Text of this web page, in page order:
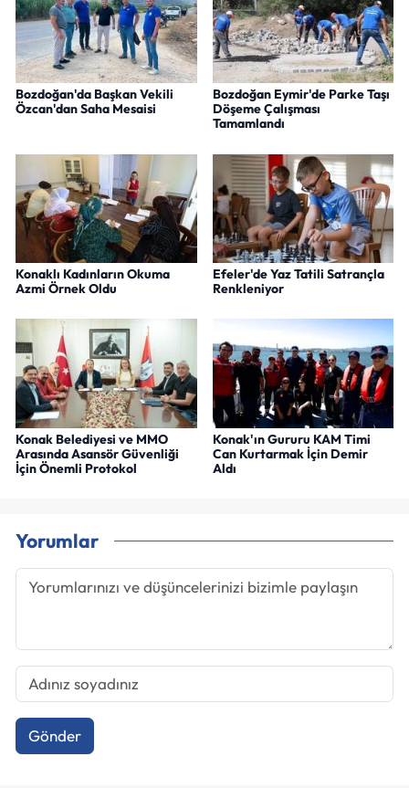
Bozdoğan'da Başkan Vekili
Özcan'dan Saha Mesaisi
Bozdoğan Eymir'de Parke Taşı
Döşeme Çalışması
Tamamlandı
Konaklı Kadınların Okuma
Azmi Örnek Oldu
Efeler'de Yaz Tatili Satrançla
Renkleniyor
Konak Belediyesi ve MMO
Arasında Asansör Güvenliği
İçin Önemli Protokol
Konak'ın Gururu KAM Timi
Can Kurtarmak İçin Demir
Aldı
Yorumlar
Gönder